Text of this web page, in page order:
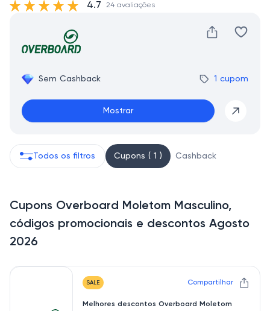
Sem Cashback 1 cupom
Mostrar
4.7 24 avaliações
Todos os filtros Cupons ( 1 ) Cashback
Cupons Overboard Moletom Masculino,
códigos promocionais e descontos Agosto
2026
SALE Compartilhar
Melhores descontos Overboard Moletom